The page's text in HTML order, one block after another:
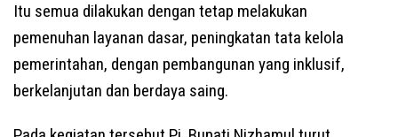
Itu semua dilakukan dengan tetap melakukan
pemenuhan layanan dasar, peningkatan tata kelola
pemerintahan, dengan pembangunan yang inklusif,
berkelanjutan dan berdaya saing.